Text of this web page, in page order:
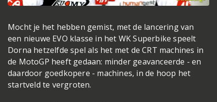
Mocht je het hebben gemist, met de lancering van
een nieuwe EVO klasse in het WK Superbike speelt
Dorna hetzelfde spel als het met de CRT machines in
de MotoGP heeft gedaan: minder geavanceerde - en
daardoor goedkopere - machines, in de hoop het
startveld te vergroten.